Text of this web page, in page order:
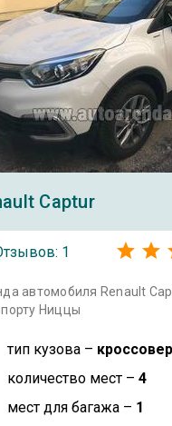
Captur
1
автомобиля Renault
Ниццы
тип кузова – кроссовер
количество мест –4
мест для багажа – 1